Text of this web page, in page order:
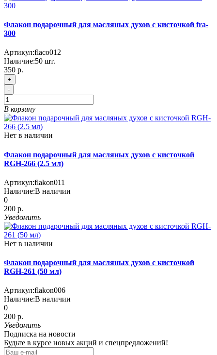
Флакон подарочный для масляных духов с кисточкой fra-
300
Артикул:flaco012
Наличие:50 шт.
350 р.
+
-
В корзину
Нет в наличии
Флакон подарочный для масляных духов с кисточкой
RGH-266 (2.5 мл)
Артикул:flakon011
Наличие:В наличии
0
200 р.
Уведомить
Нет в наличии
Флакон подарочный для масляных духов с кисточкой
RGH-261 (50 мл)
Артикул:flakon006
Наличие:В наличии
0
200 р.
Уведомить
Подписка на новости
Будьте в курсе новых акций и спецпредложений!